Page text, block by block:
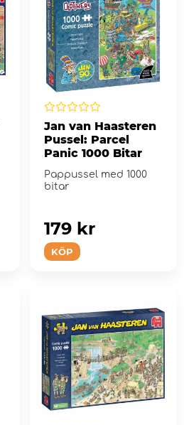
Jan van Haasteren
Pussel: Parcel
Panic 1000 Bitar
Pappussel med 1000
bitar
KÖP
179 kr